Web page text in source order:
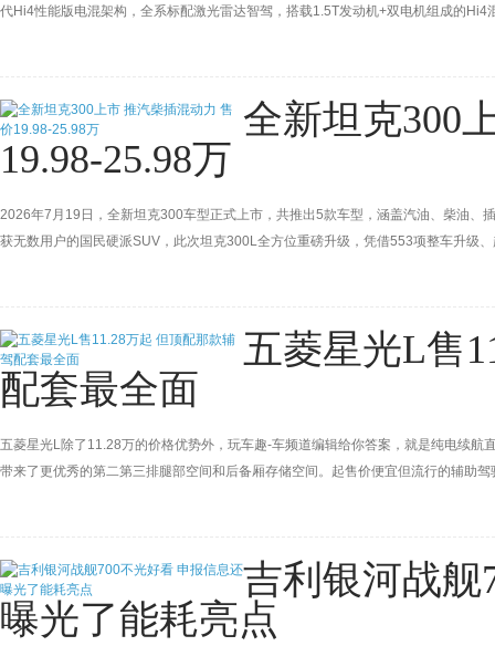
代Hi4性能版电混架构，全系标配激光雷达智驾，搭载1.5T发动机+双电机组成的
全新坦克300
19.98-25.98万
2026年7月19日，全新坦克300车型正式上市，共推出5款车型，涵盖汽油、柴油
获无数用户的国民硬派SUV，此次坦克300L全方位重磅升级，凭借553项整车升级
五菱星光L售
配套最全面
五菱星光L除了11.28万的价格优势外，玩车趣-车频道编辑给你答案，就是纯电续
带来了更优秀的第二第三排腿部空间和后备厢存储空间。起售价便宜但流行的辅助
吉利银河战舰
曝光了能耗亮点